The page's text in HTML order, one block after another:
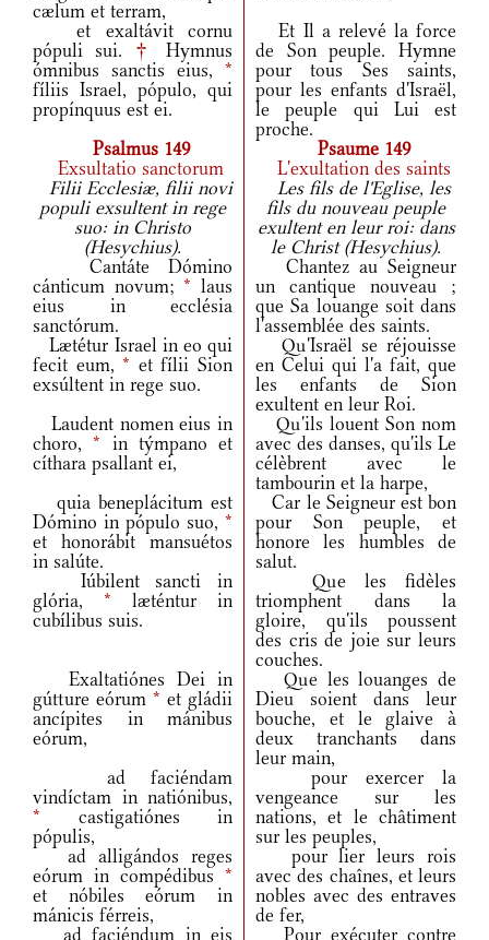
cælum et terram,
et exaltávit cornu
pópuli sui. †
Hymnus
ómnibus sanctis eius, *
fíliis Israel, pópulo, qui
propínquus est ei.
Et Il a relevé la force
de Son peuple. Hymne
pour tous Ses saints,
pour les enfants d'Israël,
le peuple qui Lui est
proche.
Psalmus 149
Psaume 149
Exsultatio sanctorum
L'exultation des saints
Filii Ecclesiæ, filii novi
populi exsultent in rege
suo: in Christo
(Hesychius).
Les fils de l'Eglise, les
fils du nouveau peuple
exultent en leur roi: dans
le Christ (Hesychius).
Cantáte Dómino
cánticum novum;* laus
eius in ecclésia
sanctórum.
Chantez au Seigneur
un cantique nouveau ;
que Sa louange soit dans
l'assemblée des saints.
Lætétur Israel in eo qui
fecit eum,* et fílii Sion
exsúltent in rege suo.
Qu'Israël se réjouisse
en Celui qui l'a fait, que
les enfants de Sion
exultent en leur Roi.
Laudent nomen eius in
choro,* in týmpano et
cíthara psallant ei,
Qu'ils louent Son nom
avec des danses, qu'ils Le
célèbrent avec le
tambourin et la harpe,
quia beneplácitum est
Dómino in pópulo suo, *
et honorábit mansuétos
in salúte.
Car le Seigneur est bon
pour Son peuple, et
honore les humbles de
salut.
Iúbilent sancti in
glória, * læténtur in
cubílibus suis.
Que les fidèles
triomphent dans la
gloire, qu'ils poussent
des cris de joie sur leurs
couches.
Exaltatiónes Dei in
gútture eórum * et gládii
ancípites in mánibus
eórum,
Que les louanges de
Dieu soient dans leur
bouche, et le glaive à
deux tranchants dans
leur main,
ad faciéndam
vindíctam in natiónibus,
* castigatiónes in
pópulis,
pour exercer la
vengeance sur les
nations, et le châtiment
sur les peuples,
ad alligándos reges
eórum in compédibus *
et nóbiles eórum in
mánicis férreis,
pour lier leurs rois
avec des chaînes, et leurs
nobles avec des entraves
de fer,
ad faciéndum in eis
Pour exécuter contre